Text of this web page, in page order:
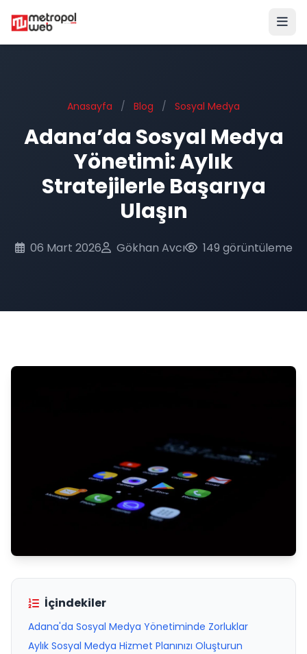
Anasayfa / Blog / Sosyal Medya
Adana’da Sosyal Medya
Yönetimi: Aylık
Stratejilerle Başarıya
Ulaşın
06 Mart 2026 Gökhan Avcı 149 görüntüleme
İçindekiler
Adana'da Sosyal Medya Yönetiminde Zorluklar
Aylık Sosyal Medya Hizmet Planınızı Oluşturun